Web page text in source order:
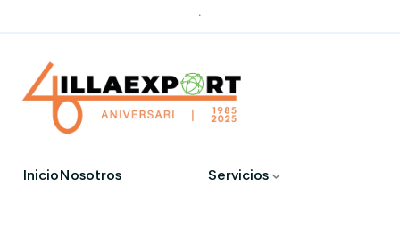
.
InicioNosotros Servicios